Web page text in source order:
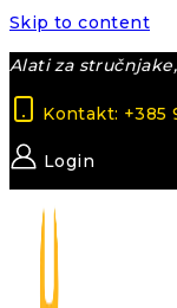
Skip to content
Alati za
Kontakt: +385
Login